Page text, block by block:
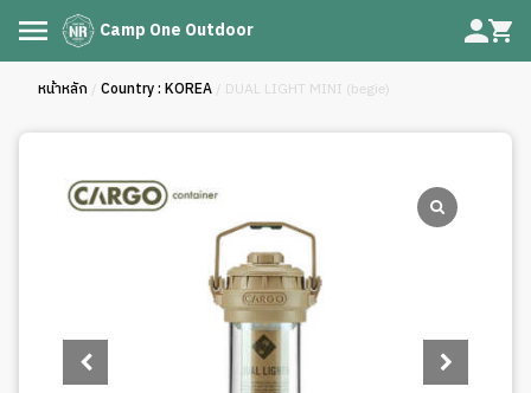
Camp One Outdoor
หน้าหลัก / Country : KOREA / DUAL LIGHT MINI (begie)